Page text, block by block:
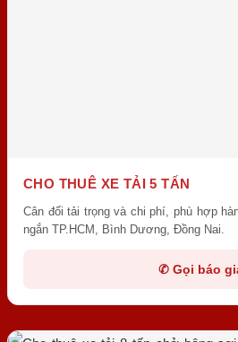
CHO THUÊ XE TẢI 5 TẤN
Cân đối tải trọng và chi phí, phù hợp
ngắn TP.HCM, Bình Dương, Đồng Nai.
✆ Gọi báo